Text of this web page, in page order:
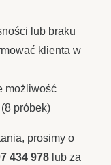
lub braku
klienta w
możliwość
próbek)
prosimy o
434 978 lub za